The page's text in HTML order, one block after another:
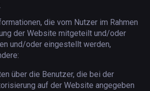
die vom Nutzer im Rahmen
der Website mitgeteilt und/oder
und/oder eingestellt werden,
über die Benutzer, die bei der
auf der Website angegeben